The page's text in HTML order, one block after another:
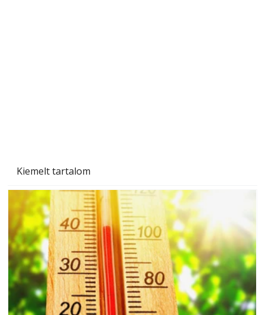
Kiemelt tartalom